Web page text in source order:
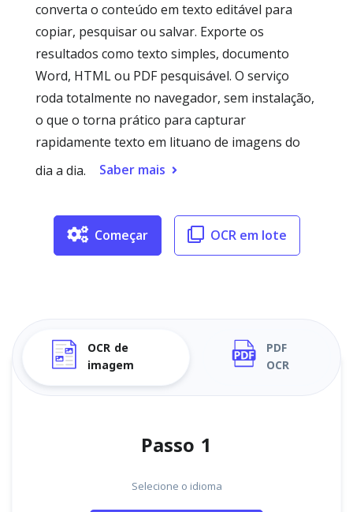
converta o conteúdo em texto editável para
copiar, pesquisar ou salvar. Exporte os
resultados como texto simples, documento
Word, HTML ou PDF pesquisável. O serviço
roda totalmente no navegador, sem instalação,
o que o torna prático para capturar
rapidamente texto em lituano de imagens do
dia a dia.
Saber mais
Começar OCR em lote
OCR de
imagem
PDF
OCR
Passo 1
Selecione o idioma